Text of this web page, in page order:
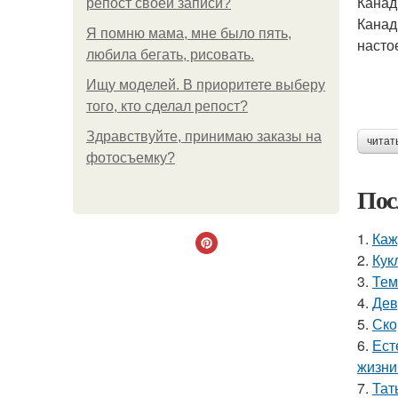
репост своей записи?
Я помню мама, мне было пять,
любила бегать, рисовать.
Ищу моделей. В приоритете выберу
того, кто сделал репост?
Здравствуйте, принимаю заказы на
фотосъемку?
1.
2.
3.
4.
5.
6.
7.